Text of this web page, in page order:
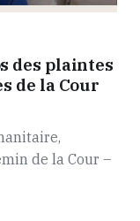
des plaintes
de la Cour
de la Cour –